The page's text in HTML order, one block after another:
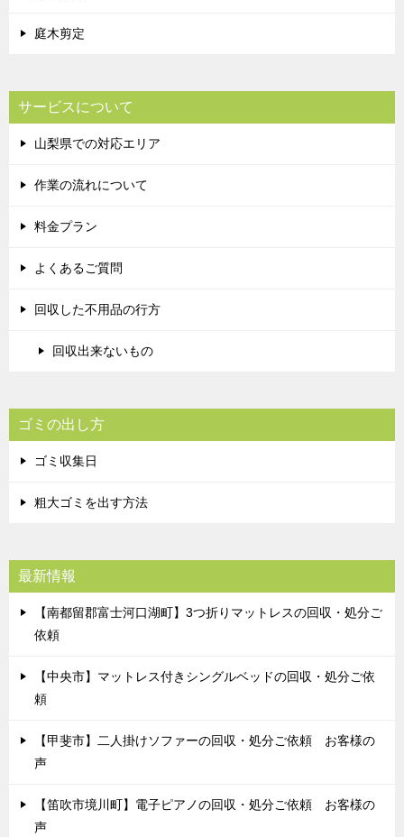
庭木剪定
サービスについて
山梨県での対応エリア
作業の流れについて
料金プラン
よくあるご質問
回収した不用品の行方
回収出来ないもの
ゴミの出し方
ゴミ収集日
粗大ゴミを出す方法
最新情報
【南都留郡富士河口湖町】3つ折りマットレスの回収・処分ご
依頼
【中央市】マットレス付きシングルベッドの回収・処分ご依
頼
【甲斐市】二人掛けソファーの回収・処分ご依頼 お客様の
声
【笛吹市境川町】電子ピアノの回収・処分ご依頼 お客様の
声